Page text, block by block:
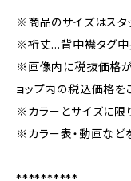
※商品のサイズはスタ
※裄丈…背中襟タグ中
※画像内に税抜価格が
ョップ内の税込価格を
※カラーとサイズに限
※カラー表・動画など
**********